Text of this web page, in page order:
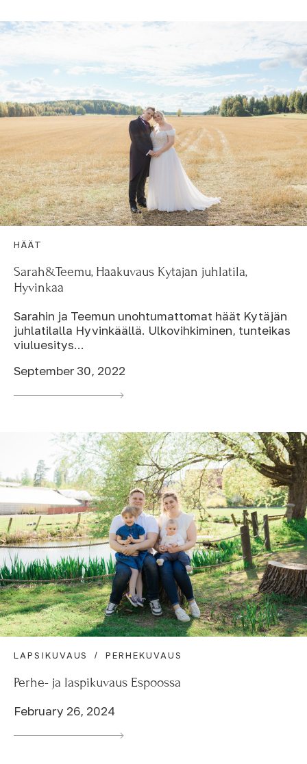
HÄÄT
Sarah&Teemu, Hääkuvaus Kytäjän juhlatila,
Hyvinkää
Sarahin ja Teemun unohtumattomat häät Kytäjän
juhlatilalla Hyvinkäällä. Ulkovihkiminen, tunteikas
viuluesitys...
September 30, 2022
LAPSIKUVAUS PERHEKUVAUS
Perhe- ja laspikuvaus Espoossa
February 26, 2024